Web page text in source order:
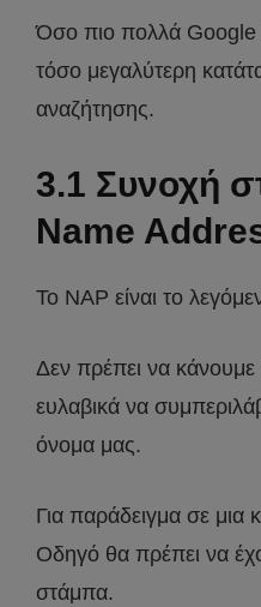
Όσο πιο πολλά
τόσο μεγαλύτερη
αναζήτησης.
3.1 Συνοχή
Name
Το NAP είναι το
Δεν πρέπει να κάνουμε
ευλαβικά να
όνομα μας.
Για παράδειγμα σε
Οδηγό θα πρέπει να
στάμπα.